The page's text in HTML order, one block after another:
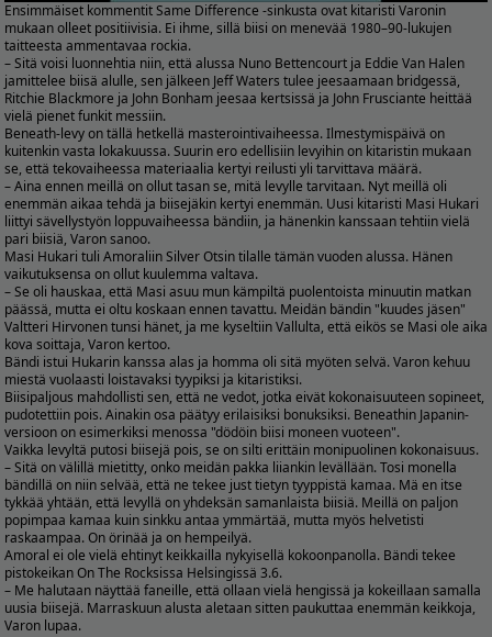
Ensimmäiset kommentit Same Difference -sinkusta ovat kitaristi Varonin
mukaan olleet positiivisia. Ei ihme, sillä biisi on menevää 1980–90-lukujen
taitteesta ammentavaa rockia.
– Sitä voisi luonnehtia niin, että alussa Nuno Bettencourt ja Eddie Van Halen
jamittelee biisä alulle, sen jälkeen Jeff Waters tulee jeesaamaan bridgessä,
Ritchie Blackmore ja John Bonham jeesaa kertsissä ja John Frusciante heittää
vielä pienet funkit messiin.
Beneath-levy on tällä hetkellä masterointivaiheessa. Ilmestymispäivä on
kuitenkin vasta lokakuussa. Suurin ero edellisiin levyihin on kitaristin mukaan
se, että tekovaiheessa materiaalia kertyi reilusti yli tarvittava määrä.
– Aina ennen meillä on ollut tasan se, mitä levylle tarvitaan. Nyt meillä oli
enemmän aikaa tehdä ja biisejäkin kertyi enemmän. Uusi kitaristi Masi Hukari
liittyi sävellystyön loppuvaiheessa bändiin, ja hänenkin kanssaan tehtiin vielä
pari biisiä, Varon sanoo.
Masi Hukari tuli Amoraliin Silver Otsin tilalle tämän vuoden alussa. Hänen
vaikutuksensa on ollut kuulemma valtava.
– Se oli hauskaa, että Masi asuu mun kämpiltä puolentoista minuutin matkan
päässä, mutta ei oltu koskaan ennen tavattu. Meidän bändin "kuudes jäsen"
Valtteri Hirvonen tunsi hänet, ja me kyseltiin Vallulta, että eikös se Masi ole aika
kova soittaja, Varon kertoo.
Bändi istui Hukarin kanssa alas ja homma oli sitä myöten selvä. Varon kehuu
miestä vuolaasti loistavaksi tyypiksi ja kitaristiksi.
Biisipaljous mahdollisti sen, että ne vedot, jotka eivät kokonaisuuteen sopineet,
pudotettiin pois. Ainakin osa päätyy erilaisiksi bonuksiksi. Beneathin Japanin-
versioon on esimerkiksi menossa "dödöin biisi moneen vuoteen".
Vaikka levyltä putosi biisejä pois, se on silti erittäin monipuolinen kokonaisuus.
– Sitä on välillä mietitty, onko meidän pakka liiankin levällään. Tosi monella
bändillä on niin selvää, että ne tekee just tietyn tyyppistä kamaa. Mä en itse
tykkää yhtään, että levyllä on yhdeksän samanlaista biisiä. Meillä on paljon
popimpaa kamaa kuin sinkku antaa ymmärtää, mutta myös helvetisti
raskaampaa. On örinää ja on hempeilyä.
Amoral ei ole vielä ehtinyt keikkailla nykyisellä kokoonpanolla. Bändi tekee
pistokeikan On The Rocksissa Helsingissä 3.6.
– Me halutaan näyttää faneille, että ollaan vielä hengissä ja kokeillaan samalla
uusia biisejä. Marraskuun alusta aletaan sitten paukuttaa enemmän keikkoja,
Varon lupaa.